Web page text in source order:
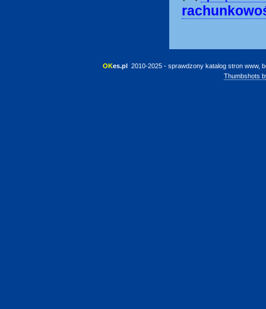
OKes.pl 2010-2025 - sprawdzony katalog stron www,
Thumbshots